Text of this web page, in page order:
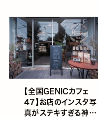
【全国GENICカフェ
47】お店のインスタ写
真がステキすぎる神奈